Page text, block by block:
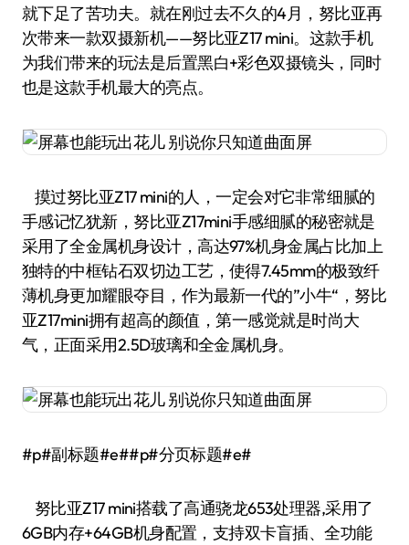
就下足了苦功夫。就在刚过去不久的4月，努比亚再
次带来一款双摄新机——努比亚Z17 mini。这款手机
为我们带来的玩法是后置黑白+彩色双摄镜头，同时
也是这款手机最大的亮点。
摸过努比亚Z17 mini的人，一定会对它非常细腻的
手感记忆犹新，努比亚Z17mini手感细腻的秘密就是
采用了全金属机身设计，高达97%机身金属占比加上
独特的中框钻石双切边工艺，使得7.45mm的极致纤
薄机身更加耀眼夺目，作为最新一代的”小牛“，努比
亚Z17mini拥有超高的颜值，第一感觉就是时尚大
气，正面采用2.5D玻璃和全金属机身。
#p#副标题#e##p#分页标题#e#
努比亚Z17 mini搭载了高通骁龙653处理器,采用了
6GB内存+64GB机身配置，支持双卡盲插、全功能